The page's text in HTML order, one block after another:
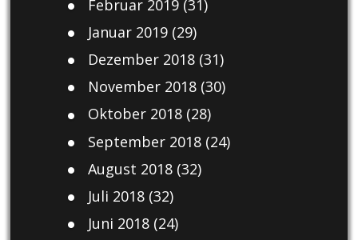
Februar 2019(31)
Januar 2019(29)
Dezember 2018(31)
November 2018(30)
Oktober 2018(28)
September 2018(24)
August 2018(32)
Juli 2018(32)
Juni 2018(24)